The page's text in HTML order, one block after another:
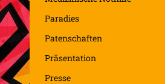
Paradies
Patenschaften
Präsentation
Presse